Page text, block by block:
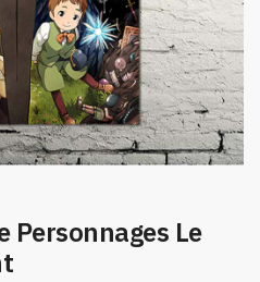
Personnages Le